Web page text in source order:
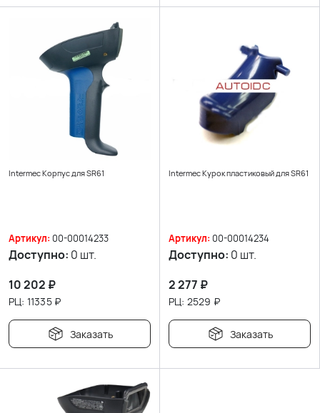
Intermec Корпус для SR61
Артикул: 00-00014233
Доступно: 0 шт.
10 202 ₽
РЦ: 11335₽
Заказать
Intermec Курок пластиковый для SR61
Артикул: 00-00014234
Доступно: 0 шт.
2 277 ₽
РЦ: 2529 ₽
Заказать